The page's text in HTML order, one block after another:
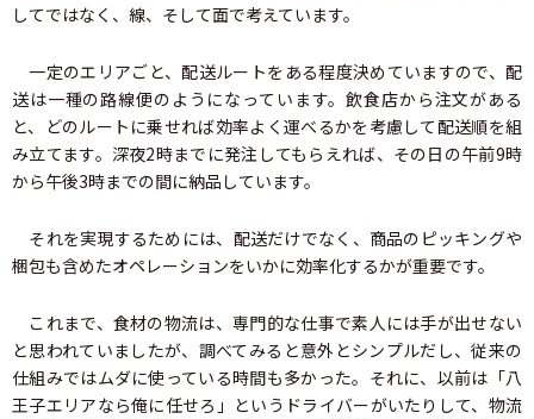
してではなく、線、そして面で考えています。
一定のエリアごと、配送ルートをある程度決めていますので、配
送は一種の路線便のようになっています。飲食店から注文がある
と、どのルートに乗せれば効率よく運べるかを考慮して配送順を組
み立てます。深夜2時までに発注してもらえれば、その日の午前9時
から午後3時までの間に納品しています。
それを実現するためには、配送だけでなく、商品のピッキングや
梱包も含めたオペレーションをいかに効率化するかが重要です。
これまで、食材の物流は、専門的な仕事で素人には手が出せない
と思われていましたが、調べてみると意外とシンプルだし、従来の
仕組みではムダに使っている時間も多かった。それに、以前は「八
王子エリアなら俺に任せろ」というドライバーがいたりして、物流